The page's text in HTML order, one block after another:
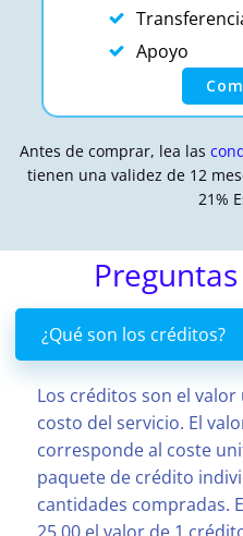
Apoyo
Antes de comprar, lea las
tienen una validez de 12
21%
¿Qué son los créditos?
Los créditos son el
costo del servicio. El
corresponde al coste
paquete de crédito
cantidades compradas.
25,00 el valor de 1